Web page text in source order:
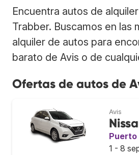
Encuentra autos de
Trabber. Buscamos en las
alquiler de autos para
barato de Avis o de
Ofertas de autos de
Avis
Puerto
1 - 8